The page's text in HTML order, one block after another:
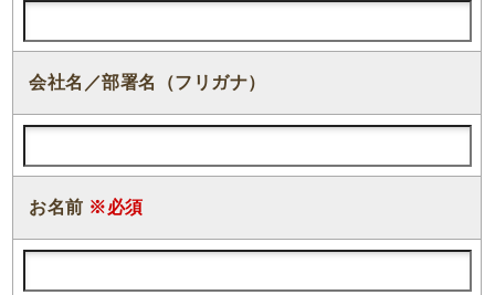
会社名／部署名（フリガナ）
お名前 ※必須